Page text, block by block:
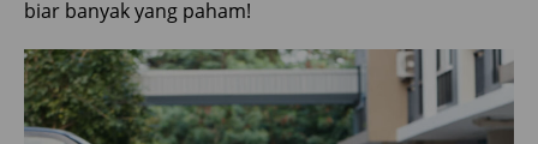
biar banyak yang paham!